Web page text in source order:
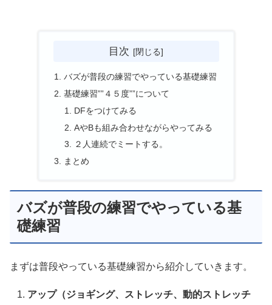
目次
バズが普段の練習でやっている基礎練習
基礎練習””４５度””について
DFをつけてみる
AやBも組み合わせながらやってみる
２人連続でミートする。
まとめ
バズが普段の練習でやっている基
礎練習
まずは普段やっている基礎練習から紹介していきます。
アップ（ジョギング、ストレッチ、動的ストレッチ